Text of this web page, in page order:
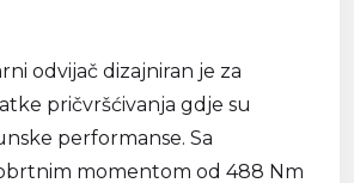
odvijač dizajniran je za
pričvršćivanja gdje su
performanse. Sa
momentom od 488 Nm